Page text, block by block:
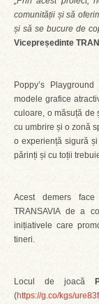
comunității și să
și să se bucure de
Vicepreședinte
Poppy’s
modele grafice
culoare, o măsuță de
cu umbrire și o zonă
o experiență sigură
părinți și cu toții
Acest demers
TRANSAVIA de a
inițiativele care
tineri.
Locul de joacă
(https://g.co/kgs/